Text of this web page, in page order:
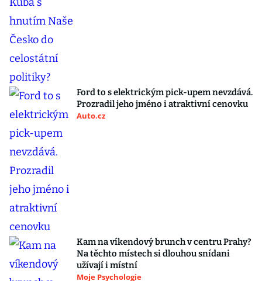
Ford to s elektrickým pick-upem nevzdává.
Prozradil jeho jméno i atraktivní cenovku
Auto.cz
Kam na víkendový brunch v centru Prahy?
Na těchto místech si dlouhou snídani
užívají i místní
Moje Psychologie